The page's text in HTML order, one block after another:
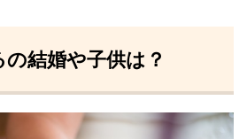
結婚や子供は？